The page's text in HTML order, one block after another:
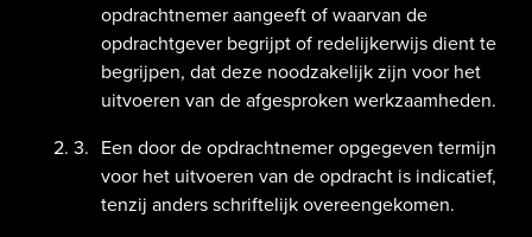
opdrachtnemer aangeeft of waarvan de
opdrachtgever begrijpt of redelijkerwijs dient te
begrijpen, dat deze noodzakelijk zijn voor het
uitvoeren van de afgesproken werkzaamheden.
Een door de opdrachtnemer opgegeven termijn
voor het uitvoeren van de opdracht is indicatief,
tenzij anders schriftelijk overeengekomen.